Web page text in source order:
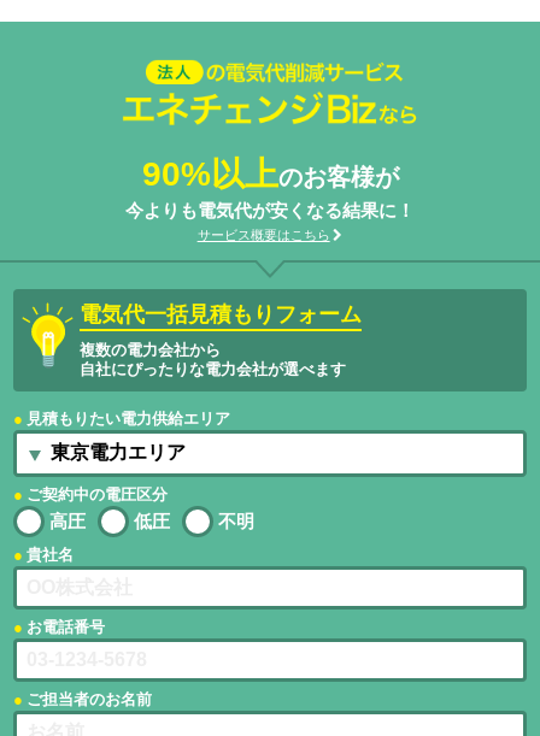
法人の電気代削減サービスエネ
チェンジ Biz
90%以上のお客様が
今よりも電気代が安くなる結果に！
サービス概要はこちら
電気代一括見積もりフォーム
複数の電力会社から
自社にぴったりな電力会社が選べます
見積もりたい電力供給エリア
ご契約中の電圧区分
高圧 低圧 不明
貴社名
お電話番号
ご担当者のお名前